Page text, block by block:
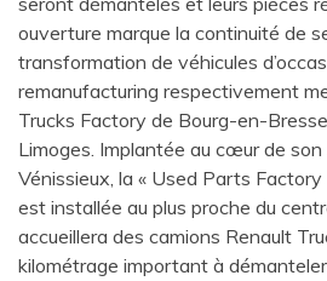
ouverture marque la continuité de
transformation de véhicules
remanufacturing respectivement
Trucks Factory de Bourg-en-
Limoges. Implantée au cœur de
Vénissieux, la « Used Parts
est installée au plus proche du
accueillera des camions Renault
kilométrage important à